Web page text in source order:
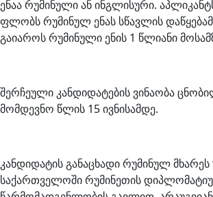
ენაა რუმინული ან ინგლისური.
ფლობს რუმინულ ენას სწავლის
გაიაროს რუმინული ენის 1 წლიანი
შერჩეული კანდიდატების ვინაობა
მომდევნო წლის 15 ივნისამდე.
კანდიდატის განაცხადი რუმინულ
საქართველოში რუმინეთის